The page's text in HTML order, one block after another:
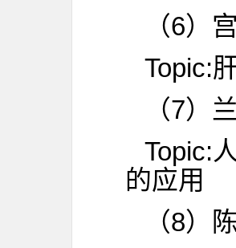
（6）
Topic:
（7）
Topic:
的应用
（8）